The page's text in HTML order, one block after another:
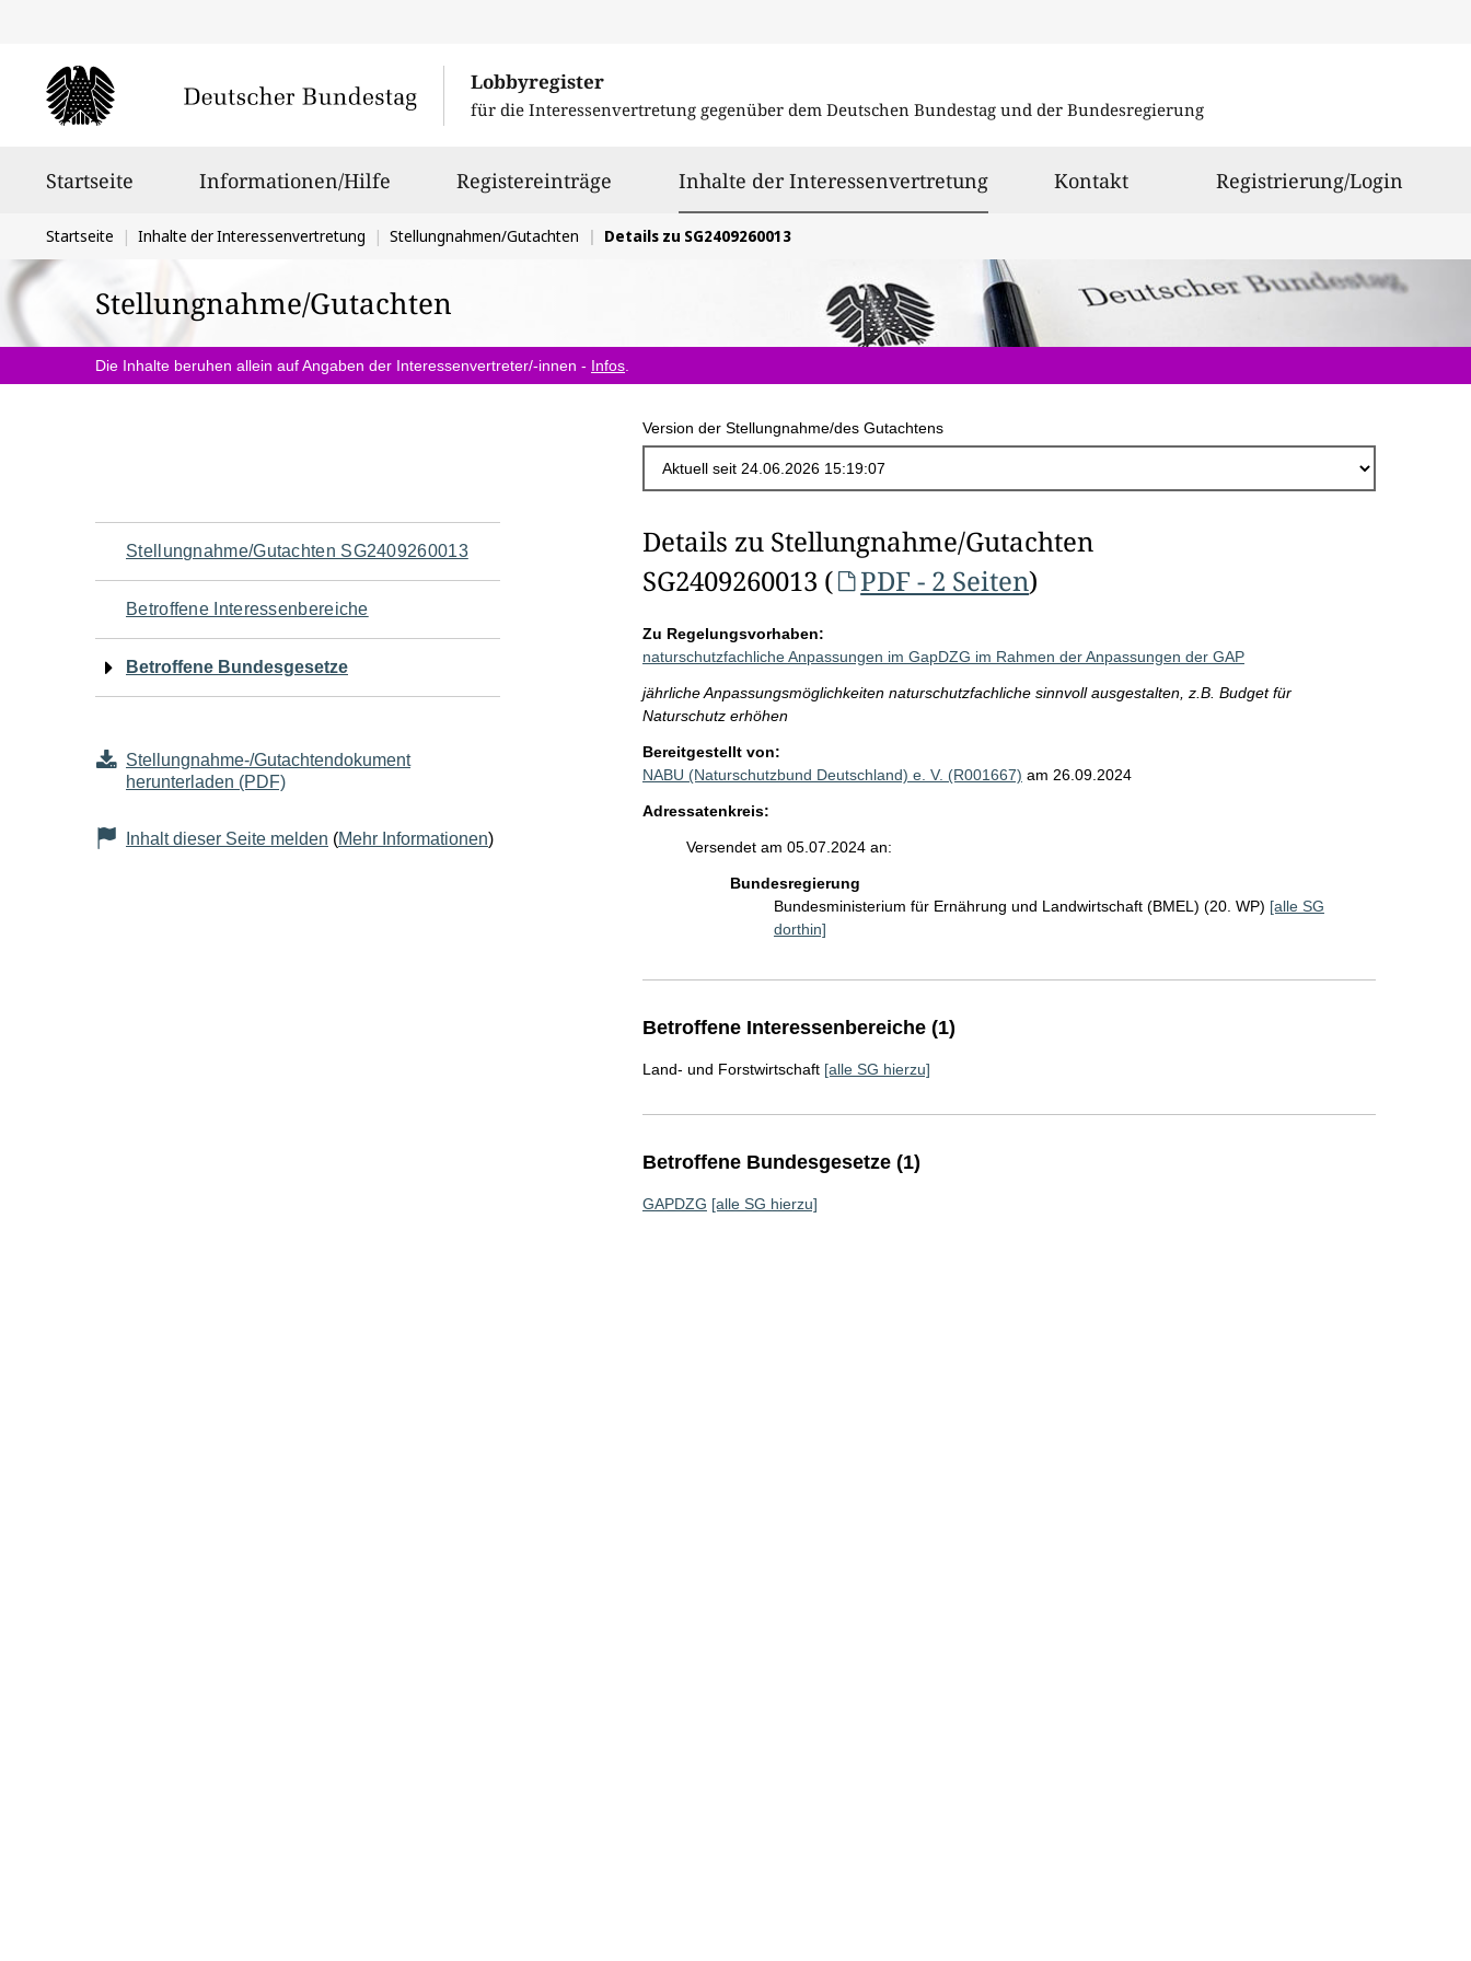
Lobbyregister
für die Interessenvertretung gegenüber dem Deutschen Bundestag und der Bundesregierung
Startseite Informationen/Hilfe Registereinträge Inhalte der Interessenvertretungausgewählt
Kontakt Registrierung/Login
Sie
befinden
sich
hier:
Startseite Inhalte der Interessenvertretung Stellungnahmen/Gutachten Details zu SG2409260013
Stellungnahme/Gutachten
Die Inhalte beruhen allein auf Angaben der Interessenvertreter/-innen - Infos
Version der Stellungnahme/des Gutachtens
Navigation
für
den
Seiteninhalt
Stellungnahme/Gutachten SG2409260013
Betroffene Interessenbereiche
Betroffene Bundesgesetze
Stellungnahme-/Gutachtendokument
herunterladen (PDF)
Inhalt dieser Seite melden (Mehr Informationen)
Details zu Stellungnahme/Gutachten
SG2409260013 (
PDF - 2 Seiten)
Zu Regelungsvorhaben:
naturschutzfachliche Anpassungen im GapDZG im Rahmen der Anpassungen der GAP
jährliche Anpassungsmöglichkeiten naturschutzfachliche sinnvoll ausgestalten, z.B. Budget für
Naturschutz erhöhen
Bereitgestellt von:
NABU (Naturschutzbund Deutschland) e. V. (R001667) am 26.09.2024
Adressatenkreis:
Versendet am 05.07.2024 an:
Bundesregierung
Bundesministerium für Ernährung und Landwirtschaft (BMEL) (20. WP) [alle SG
dorthin]
Betroffene Interessenbereiche (1)
Land- und Forstwirtschaft [alle SG hierzu]
Betroffene Bundesgesetze (1)
GAPDZG [alle SG hierzu]